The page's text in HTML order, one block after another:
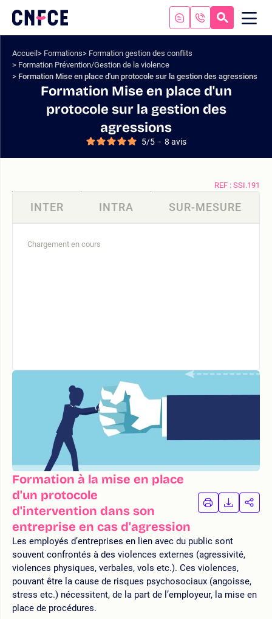
contenu
menu
Logo
site
Accueil Formations
Formation gestion des conflits
Formation Prévention/Gestion de la violence
Formation Mise en place d'un protocole sur la gestion des agressions
Formation Mise en place d'un
protocole sur la gestion des
agressions
5/5 - 8 avis
Formation à la mise en place
d'un protocole
d'intervention dans son
entreprise en cas d'agression
IMPRIMER
LA
LA
Les employés d’entreprises en lien avec du public sont
souvent confrontés à des violences externes (agressivité,
violences physiques, verbales, vols etc.). Ces violences,
pouvant être la cause de risques psychosociaux (angoisse,
stress etc.) nécessitent, de la part de l’employeur, la mise en
place de procédures.
REF : SSI.191
INTER INTRA SUR-MESURE